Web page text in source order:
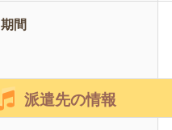
期間
派遣先の情報